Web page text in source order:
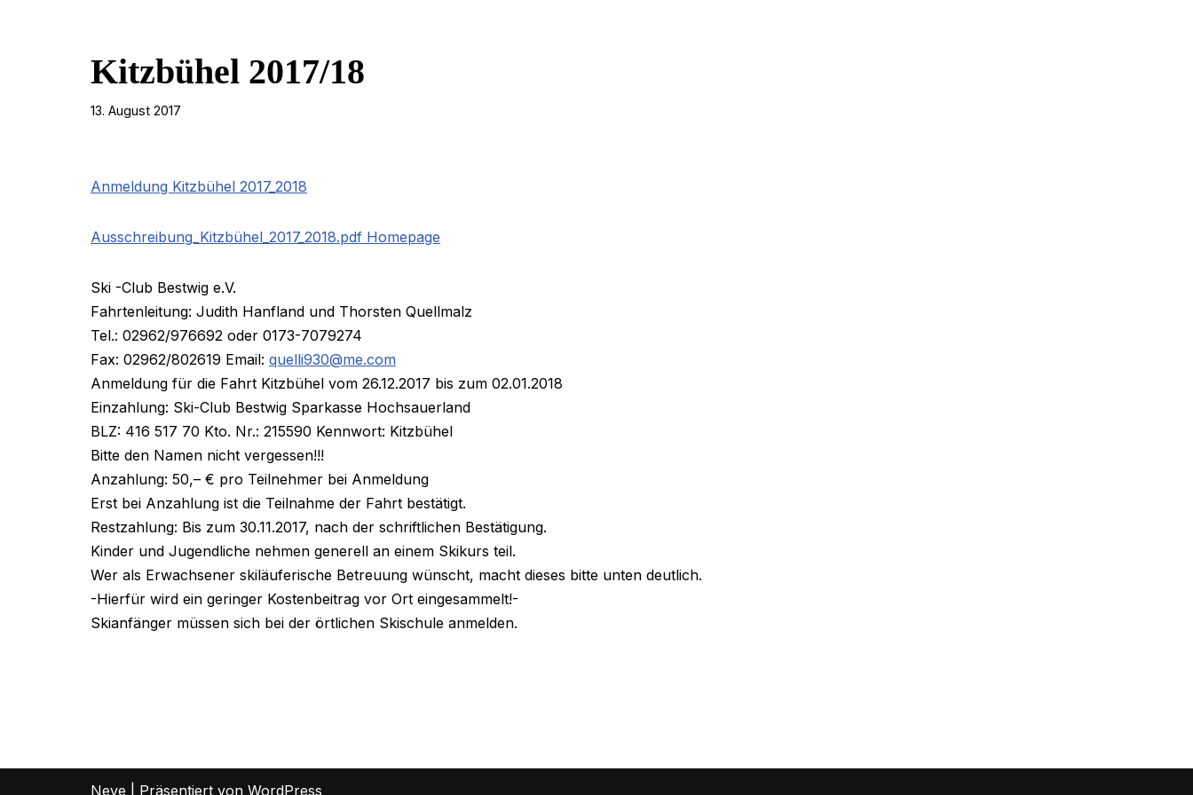
Kitzbühel 2017/18
13. August 2017
Anmeldung Kitzbühel 2017_2018
Ausschreibung_Kitzbühel_2017_2018.pdf Homepage
Ski -Club Bestwig e.V.
Fahrtenleitung: Judith Hanfland und Thorsten Quellmalz
Tel.: 02962/976692 oder 0173-7079274
Fax: 02962/802619 Email: quelli930@me.com
Anmeldung für die Fahrt Kitzbühel vom 26.12.2017 bis zum 02.01.2018
Einzahlung: Ski-Club Bestwig Sparkasse Hochsauerland
BLZ: 416 517 70 Kto. Nr.: 215590 Kennwort: Kitzbühel
Bitte den Namen nicht vergessen!!!
Anzahlung: 50,– € pro Teilnehmer bei Anmeldung
Erst bei Anzahlung ist die Teilnahme der Fahrt bestätigt.
Restzahlung: Bis zum 30.11.2017, nach der schriftlichen Bestätigung.
Kinder und Jugendliche nehmen generell an einem Skikurs teil.
Wer als Erwachsener skiläuferische Betreuung wünscht, macht dieses bitte unten deutlich.
-Hierfür wird ein geringer Kostenbeitrag vor Ort eingesammelt!-
Skianfänger müssen sich bei der örtlichen Skischule anmelden.
Neve | Präsentiert von WordPress